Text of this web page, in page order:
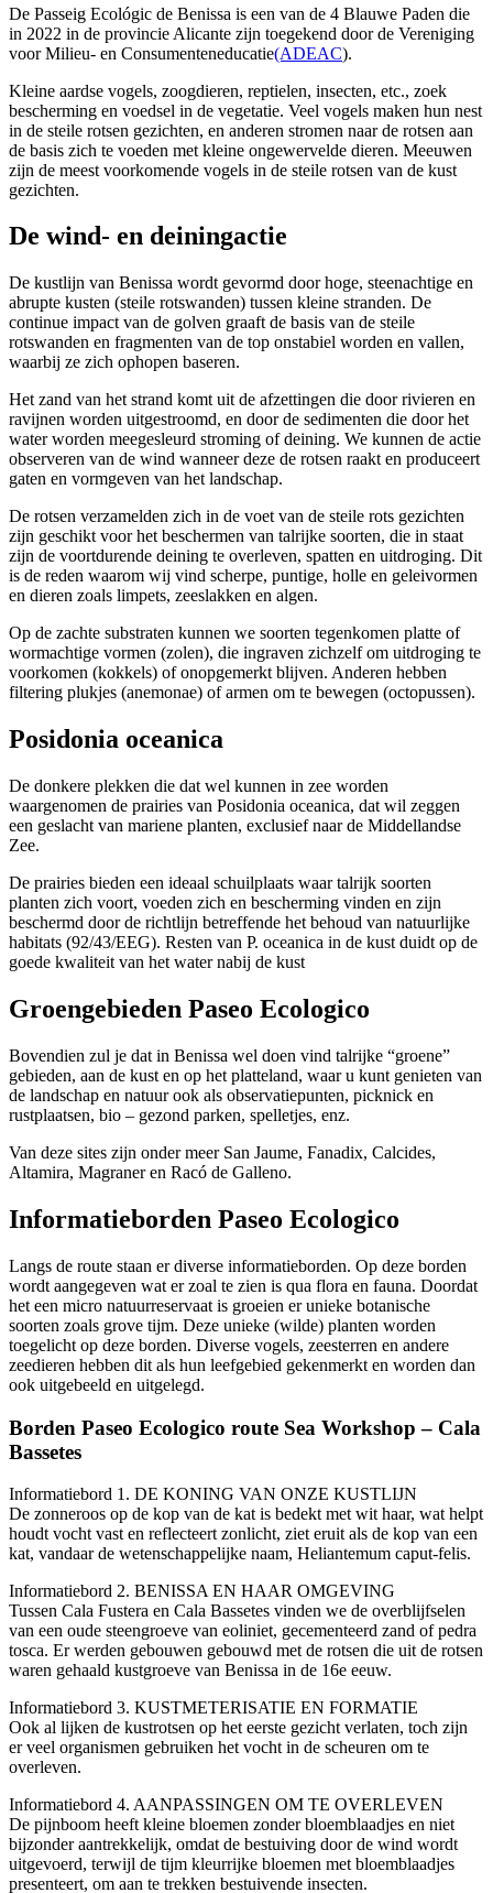
De Passeig Ecológic de Benissa is een van de 4 Blauwe Paden die
in 2022 in de provincie Alicante zijn toegekend door de Vereniging
voor Milieu- en Consumenteneducatie(ADEAC).
Kleine aardse vogels, zoogdieren, reptielen, insecten, etc., zoek
bescherming en voedsel in de vegetatie. Veel vogels maken hun nest
in de steile rotsen gezichten, en anderen stromen naar de rotsen aan
de basis zich te voeden met kleine ongewervelde dieren. Meeuwen
zijn de meest voorkomende vogels in de steile rotsen van de kust
gezichten.
De wind- en deiningactie
De kustlijn van Benissa wordt gevormd door hoge, steenachtige en
abrupte kusten (steile rotswanden) tussen kleine stranden. De
continue impact van de golven graaft de basis van de steile
rotswanden en fragmenten van de top onstabiel worden en vallen,
waarbij ze zich ophopen baseren.
Het zand van het strand komt uit de afzettingen die door rivieren en
ravijnen worden uitgestroomd, en door de sedimenten die door het
water worden meegesleurd stroming of deining. We kunnen de actie
observeren van de wind wanneer deze de rotsen raakt en produceert
gaten en vormgeven van het landschap.
De rotsen verzamelden zich in de voet van de steile rots gezichten
zijn geschikt voor het beschermen van talrijke soorten, die in staat
zijn de voortdurende deining te overleven, spatten en uitdroging. Dit
is de reden waarom wij vind scherpe, puntige, holle en geleivormen
en dieren zoals limpets, zeeslakken en algen.
Op de zachte substraten kunnen we soorten tegenkomen platte of
wormachtige vormen (zolen), die ingraven zichzelf om uitdroging te
voorkomen (kokkels) of onopgemerkt blijven. Anderen hebben
filtering plukjes (anemonae) of armen om te bewegen (octopussen).
Posidonia oceanica
De donkere plekken die dat wel kunnen in zee worden
waargenomen de prairies van Posidonia oceanica, dat wil zeggen
een geslacht van mariene planten, exclusief naar de Middellandse
Zee.
De prairies bieden een ideaal schuilplaats waar talrijk soorten
planten zich voort, voeden zich en bescherming vinden en zijn
beschermd door de richtlijn betreffende het behoud van natuurlijke
habitats (92/43/EEG). Resten van P. oceanica in de kust duidt op de
goede kwaliteit van het water nabij de kust
Groengebieden Paseo Ecologico
Bovendien zul je dat in Benissa wel doen vind talrijke “groene”
gebieden, aan de kust en op het platteland, waar u kunt genieten van
de landschap en natuur ook als observatiepunten, picknick en
rustplaatsen, bio – gezond parken, spelletjes, enz.
Van deze sites zijn onder meer San Jaume, Fanadix, Calcides,
Altamira, Magraner en Racó de Galleno.
Informatieborden Paseo Ecologico
Langs de route staan er diverse informatieborden. Op deze borden
wordt aangegeven wat er zoal te zien is qua flora en fauna. Doordat
het een micro natuurreservaat is groeien er unieke botanische
soorten zoals grove tijm. Deze unieke (wilde) planten worden
toegelicht op deze borden. Diverse vogels, zeesterren en andere
zeedieren hebben dit als hun leefgebied gekenmerkt en worden dan
ook uitgebeeld en uitgelegd.
Borden Paseo Ecologico route Sea Workshop – Cala
Bassetes
Informatiebord 1. DE KONING VAN ONZE KUSTLIJN
De zonneroos op de kop van de kat is bedekt met wit haar, wat helpt
houdt vocht vast en reflecteert zonlicht, ziet eruit als de kop van een
kat, vandaar de wetenschappelijke naam, Heliantemum caput-felis.
Informatiebord 2. BENISSA EN HAAR OMGEVING
Tussen Cala Fustera en Cala Bassetes vinden we de overblijfselen
van een oude steengroeve van eoliniet, gecementeerd zand of pedra
tosca. Er werden gebouwen gebouwd met de rotsen die uit de rotsen
waren gehaald kustgroeve van Benissa in de 16e eeuw.
Informatiebord 3. KUSTMETERISATIE EN FORMATIE
Ook al lijken de kustrotsen op het eerste gezicht verlaten, toch zijn
er veel organismen gebruiken het vocht in de scheuren om te
overleven.
Informatiebord 4. AANPASSINGEN OM TE OVERLEVEN
De pijnboom heeft kleine bloemen zonder bloemblaadjes en niet
bijzonder aantrekkelijk, omdat de bestuiving door de wind wordt
uitgevoerd, terwijl de tijm kleurrijke bloemen met bloemblaadjes
presenteert, om aan te trekken bestuivende insecten.